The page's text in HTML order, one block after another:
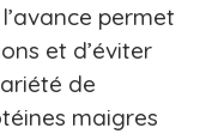
permet
et d’éviter
de
maigres